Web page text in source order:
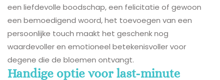
een liefdevolle boodschap, een felicitatie of gewoon
een bemoedigend woord, het toevoegen van een
persoonlijke touch maakt het geschenk nog
waardevoller en emotioneel betekenisvoller voor
degene die de bloemen ontvangt.
Handige optie voor last-minute